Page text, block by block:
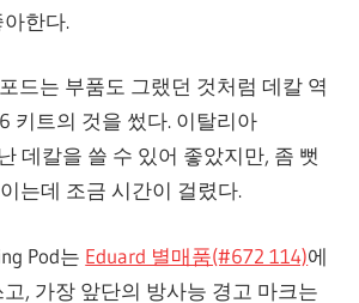
한다.
드는 부품도 그랬던 것처럼 데칼 역
키트의 것을 썼다. 이탈리아
데칼을 쓸 수 있어 좋았지만, 좀 뻣
는데 조금 시간이 걸렸다.
Pod는 Eduard 별매품(#672 114)에
, 가장 앞단의 방사능 경고 마크는